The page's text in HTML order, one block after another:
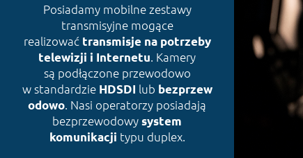
Posiadamy mobilne zestawy
transmisyjne mogące
realizować transmisje na potrzeby
telewizji i Internetu. Kamery
są podłączone przewodowo
w standardzie HDSDI lub bezprzew
odowo. Nasi operatorzy posiadają
bezprzewodowysystem
komunikacji typu duplex.